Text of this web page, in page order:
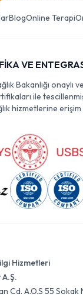
BlogOnline Terapi
VE
Bakanlığı onaylı
ile
hizmetlerine
Hizmetleri
Cd. A.O.S 55